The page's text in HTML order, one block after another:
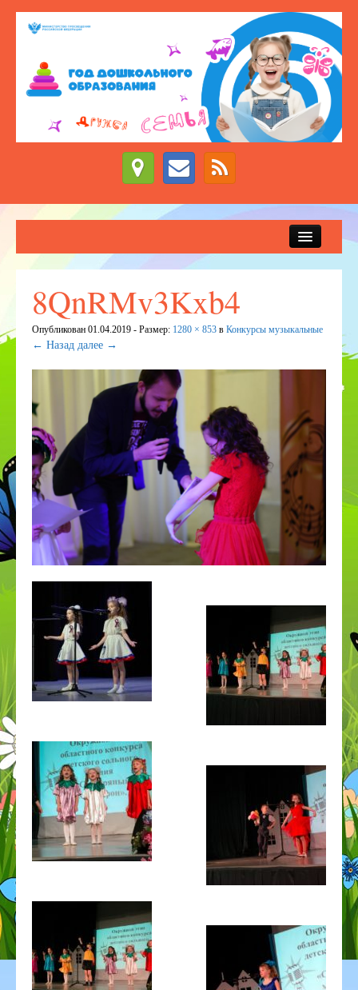
Новости
Приём детей в детский сад
ДЕЖУРНЫЕ ГРУППЫ
Странички педагогов
Дистанционное образование
КОРРЕКЦИОННОЕ И ИНКЛЮЗИВНОЕ
ОБРАЗОВАНИЕ
Приём в 1 класс
Дополнительное образование
Организация питания в СП
Наставничество
Космос
День эколят
ГО ЧС
8QnRMv3Kxb4
Опубликован 01.04.2019 - Размер: 1280 × 853 в Конкурсы музыкальные
← Назад далее →